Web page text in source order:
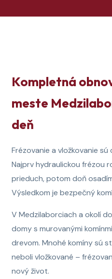
Kompletná
meste
deň
Frézovanie a vložkovanie
Najprv hydraulickou frézou
prieduch, potom doň
Výsledkom je bezpečný
V Medzilaborciach a okolí
domy s murovanými
drevom. Mnohé komíny sú
neboli vložkované –
nový život.